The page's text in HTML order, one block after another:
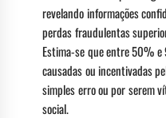
revelando informações
perdas fraudulentas
Estima-se que entre 50% e
causadas ou incentivadas
simples erro ou por serem
social.